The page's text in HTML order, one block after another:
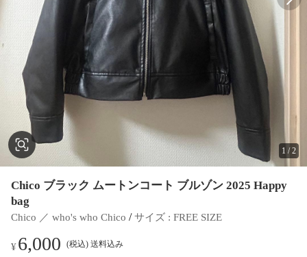
1 /2
Chico ブラック ムートンコート ブルゾン 2025 Happy
bag
Chico ／ who's who Chico / サイズ : FREE SIZE
¥6,000 (税込) 送料込み